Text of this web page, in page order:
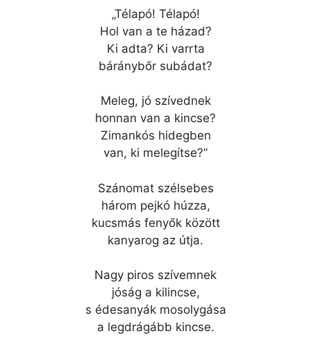
„Télapó! Télapó!
Hol van a te házad?
Ki adta? Ki varrta
báránybőr subádat?
Meleg, jó szívednek
honnan van a kincse?
Zimankós hidegben
van, ki melegítse?”
Szánomat szélsebes
három pejkó húzza,
kucsmás fenyők között
kanyarog az útja.
Nagy piros szívemnek
jóság a kilincse,
s édesanyák mosolygása
a legdrágább kincse.